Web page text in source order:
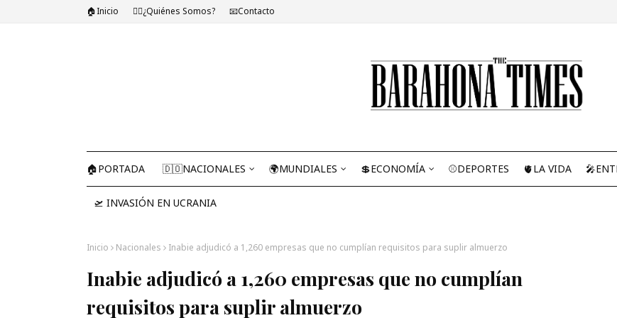
🏠Inicio 🤷‍♂️¿Quiénes Somos? 📧Contacto
🏠PORTADA 🇩🇴NACIONALES 🌍MUNDIALES 💲ECONOMÍA ⚾DEPORTES 🫀LA VIDA
🛫 INVASIÓN EN UCRANIA
Inicio Nacionales Inabie adjudicó a 1,260 empresas que no cumplían requisitos para suplir almuerzo
Inabie adjudicó a 1,260 empresas que no cumplían
requisitos para suplir almuerzo